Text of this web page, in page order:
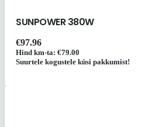
SUNPOWER 380W
€97.96
Hind km-ta:€79.00
Suurtele kogustele küsi pakkumist!